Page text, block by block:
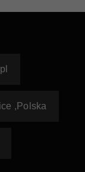
, Polska